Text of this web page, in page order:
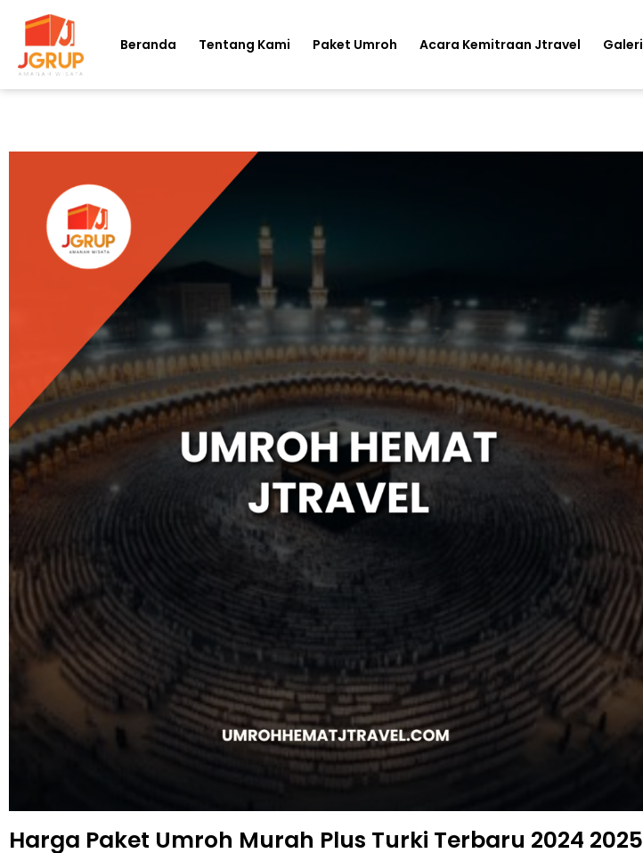
Beranda Tentang Kami Paket Umroh Acara Kemitraan Jtravel Galeri
Harga Paket Umroh Murah Plus Turki Terbaru 2024 2025